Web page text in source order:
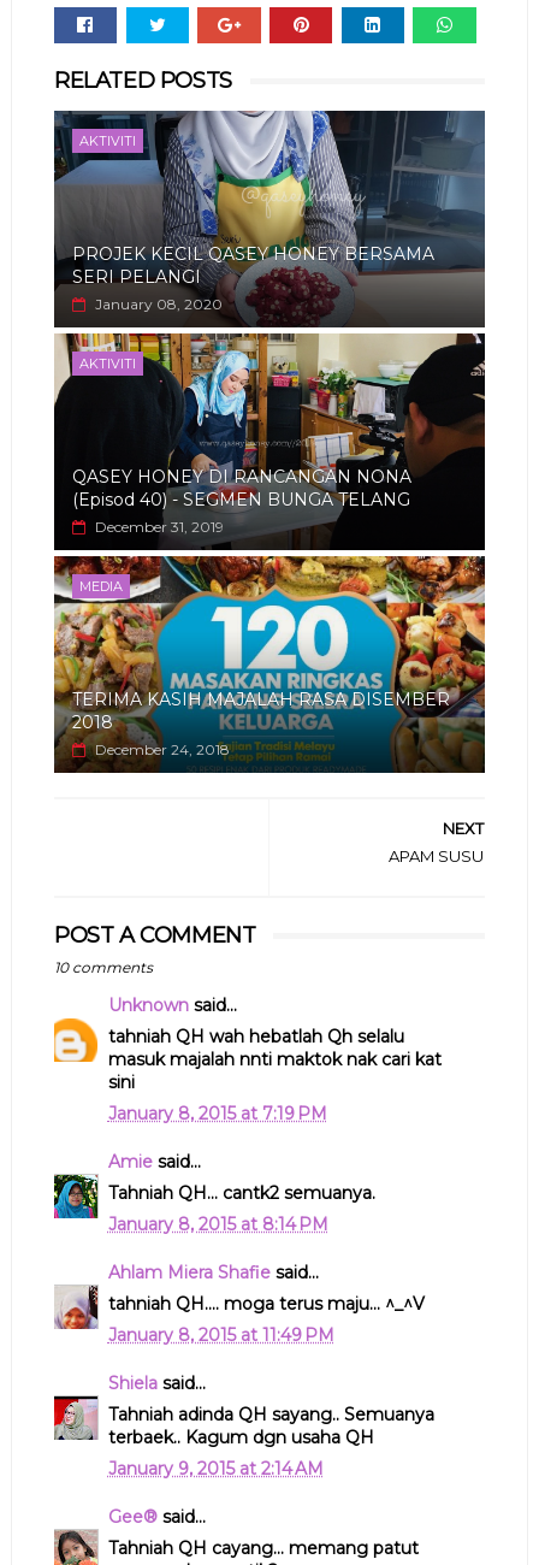
RELATED POSTS
AKTIVITI
PROJEK KECIL QASEY HONEY BERSAMA
SERI PELANGI
January 08, 2020
AKTIVITI
QASEY HONEY DI RANCANGAN NONA
(Episod 40) - SEGMEN BUNGA TELANG
December 31, 2019
MEDIA
TERIMA KASIH MAJALAH RASA DISEMBER
2018
December 24, 2018
NEXT
APAM SUSU
POST A COMMENT
10 comments
Unknownsaid...
tahniah QH wah hebatlah Qh selalu
masuk majalah nnti maktok nak cari kat
sini
January 8, 2015 at 7:19 PM
Amiesaid...
Tahniah QH... cantk2 semuanya.
January 8, 2015 at 8:14 PM
Ahlam Miera Shafiesaid...
tahniah QH.... moga terus maju... ^_^V
January 8, 2015 at 11:49 PM
Shielasaid...
Tahniah adinda QH sayang.. Semuanya
terbaek.. Kagum dgn usaha QH
January 9, 2015 at 2:14 AM
Gee®said...
Tahniah QH cayang... memang patut